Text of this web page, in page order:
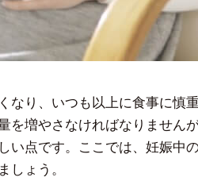
なり、いつも以上に食事に慎
を増やさなければなりません
い点です。ここでは、妊娠中
しょう。